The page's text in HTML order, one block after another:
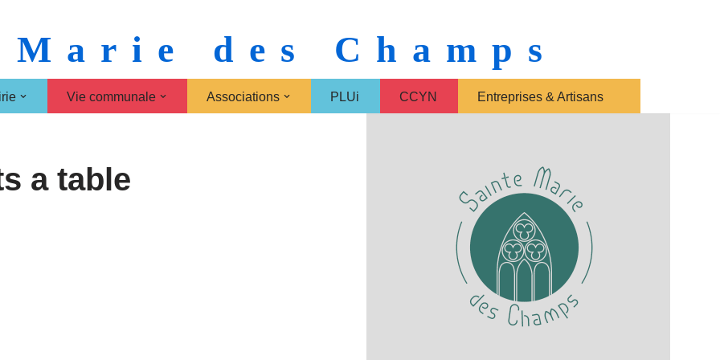
des Champs
Vie communale Associations PLUi CCYN Entreprises & Artisans
a table